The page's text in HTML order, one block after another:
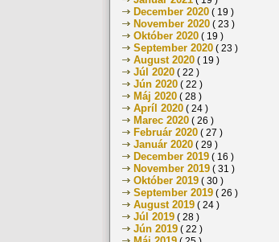
December 2020 ( 19 )
November 2020 ( 23 )
Október 2020 ( 19 )
September 2020 ( 23 )
August 2020 ( 19 )
Júl 2020 ( 22 )
Jún 2020 ( 22 )
Máj 2020 ( 28 )
Apríl 2020 ( 24 )
Marec 2020 ( 26 )
Február 2020 ( 27 )
Január 2020 ( 29 )
December 2019 ( 16 )
November 2019 ( 31 )
Október 2019 ( 30 )
September 2019 ( 26 )
August 2019 ( 24 )
Júl 2019 ( 28 )
Jún 2019 ( 22 )